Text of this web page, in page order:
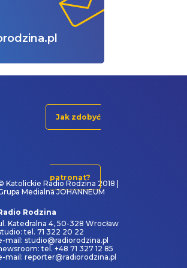
Jak zdobyć
patronat?
Katolickie Radio Rodzina 2018 |
Medialna JOHANNEUM
Rodzina
Katedralna 4, 50-328 Wrocław
tel. 71 322 20 22
mail: studio@radiorodzina.pl
tel. +48 71 327 12 85
mail: reporter@radiorodzina.pl